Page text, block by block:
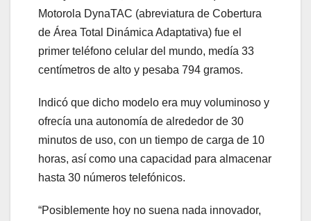
Motorola DynaTAC (abreviatura de Cobertura
de Área Total Dinámica Adaptativa) fue el
primer teléfono celular del mundo, medía 33
centímetros de alto y pesaba 794 gramos.
Indicó que dicho modelo era muy voluminoso y
ofrecía una autonomía de alrededor de 30
minutos de uso, con un tiempo de carga de 10
horas, así como una capacidad para almacenar
hasta 30 números telefónicos.
“Posiblemente hoy no suena nada innovador,